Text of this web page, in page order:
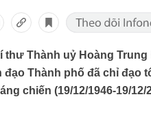
thư Thành uỷ Hoàng
đạo Thành phố đã chỉ đạo
chiến (19/12/1946-19/12/